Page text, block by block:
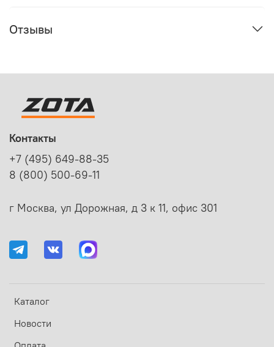
Отзывы
Каталог
Новости
Контакты
+7 (495) 649-88-35
8 (800) 500-69-11
г Москва, ул Дорожная, д 3 к 11, офис 301